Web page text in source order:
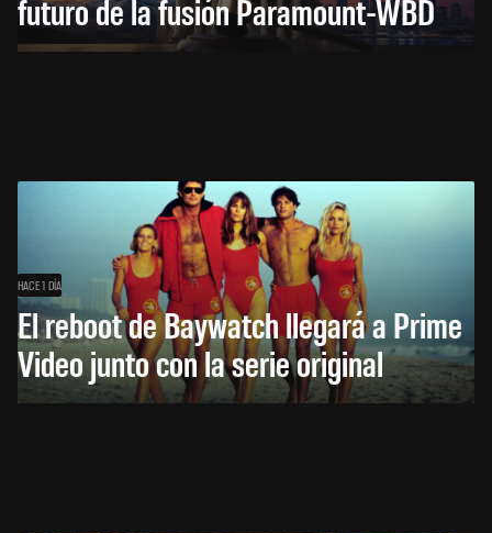
futuro de la fusión Paramount-WBD
HACE 1 DÍA
El reboot de Baywatch llegará a Prime
Video junto con la serie original